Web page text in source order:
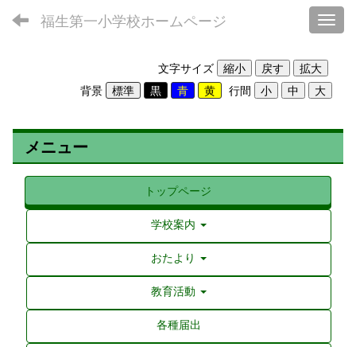
福生第一小学校ホームページ
文字サイズ
背景
行間
メニュー
トップページ
学校案内
おたより
教育活動
各種届出